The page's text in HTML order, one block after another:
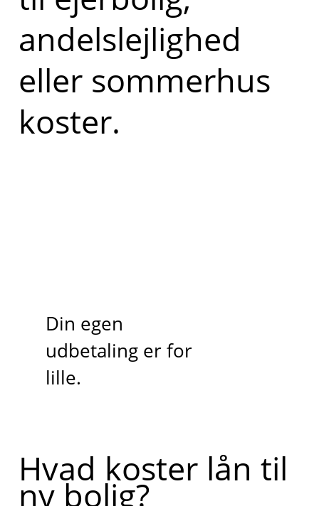
andelslejlighed
eller sommerhus
koster.
Din egen
udbetaling er for
lille.
Hvad koster lån til
ny bolig?